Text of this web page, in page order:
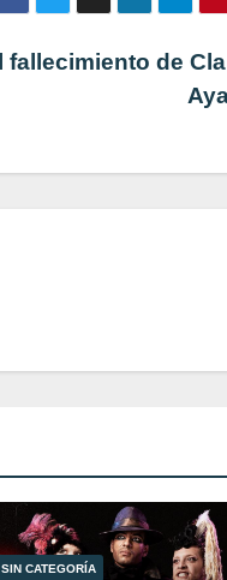
de
SIN CATEGORÍA